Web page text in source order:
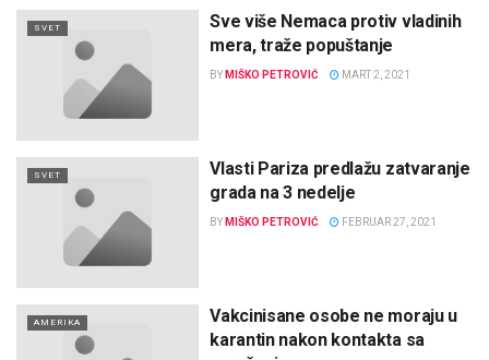
SVET
Sve više Nemaca protiv vladinih
mera, traže popuštanje
BY MIŠKO PETROVIĆ MART 2, 2021
SVET
Vlasti Pariza predlažu zatvaranje
grada na 3 nedelje
BY MIŠKO PETROVIĆ FEBRUAR 27, 2021
AMERIKA
Vakcinisane osobe ne moraju u
karantin nakon kontakta sa